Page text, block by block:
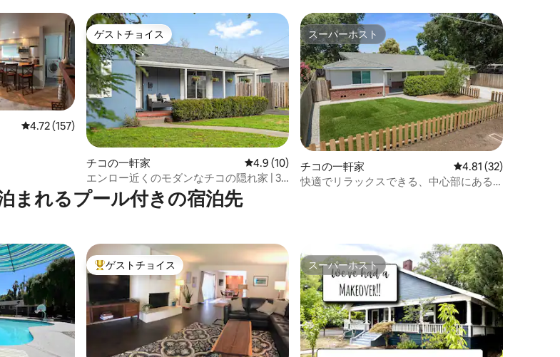
価
レビュー157件、5つ星中4.72つ星の平均評価
4.72 (157)
ゲストチョイス
ゲストチョイス
チコの一軒家 レビュー10件、5つ星中4.9つ星の平均評価
4.9 (10)
エンロー近くのモダンなチコの隠れ家 | 3
ベッドルーム＋庭
スーパーホスト
スーパーホスト
チコの一軒家 レビュー32件、5つ
4.81 (32)
快適でリラックスできる、中心部にある4
まれるプール付きの宿泊先
大好評のゲストチョイスです。
ゲストチョイス スーパーホスト
スーパーホスト